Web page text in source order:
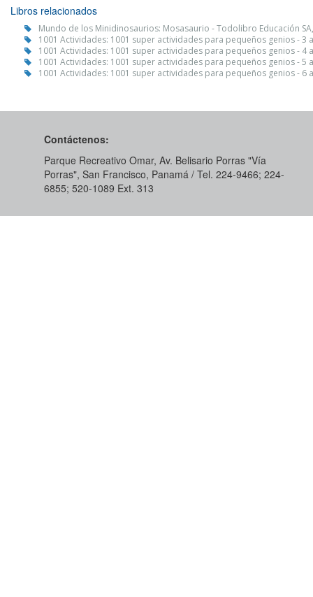
Libros relacionados
Mundo de los Minidinosaurios: Mosasaurio - Todolibro Educación
1001 Actividades: 1001 super actividades para pequeños genios - 3
1001 Actividades: 1001 super actividades para pequeños genios - 4
1001 Actividades: 1001 super actividades para pequeños genios - 5
1001 Actividades: 1001 super actividades para pequeños genios - 6
Contáctenos:
Parque Recreativo Omar, Av. Belisario Porras "Vía
Porras", San Francisco, Panamá / Tel. 224-9466; 224-
6855; 520-1089​ Ext. 313